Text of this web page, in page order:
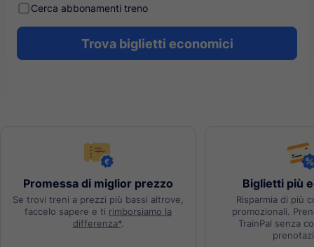
󰾋Cerca abbonamenti treno
Trova biglietti economici
Promessa di miglior prezzo
Se trovi treni a prezzi più bassi altrove,
faccelo sapere e ti rimborsiamo la
differenza*.
Biglietti più
Risparmia di più
promozionali.
TrainPal senza